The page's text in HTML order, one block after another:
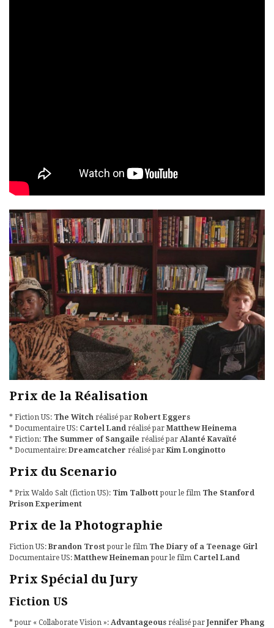
Prix de la Réalisation
* Fiction US: The Witch réalisé par Robert Eggers
* Documentaire US: Cartel Land réalisé par Matthew Heinema
* Fiction: The Summer of Sangaile réalisé par Alanté Kavaïté
* Documentaire: Dreamcatcher réalisé par Kim Longinotto
Prix du Scenario
* Prix Waldo Salt (fiction US): Tim Talbottpour le film The Stanford
Prison Experiment
Prix de la Photographie
Fiction US: Brandon Trostpour le film The Diary of a Teenage Girl
Documentaire US: Matthew Heinemanpour le film Cartel Land
Prix Spécial du Jury
Fiction US
* pour « Collaborate Vision »: Advantageous réalisé par Jennifer Phang